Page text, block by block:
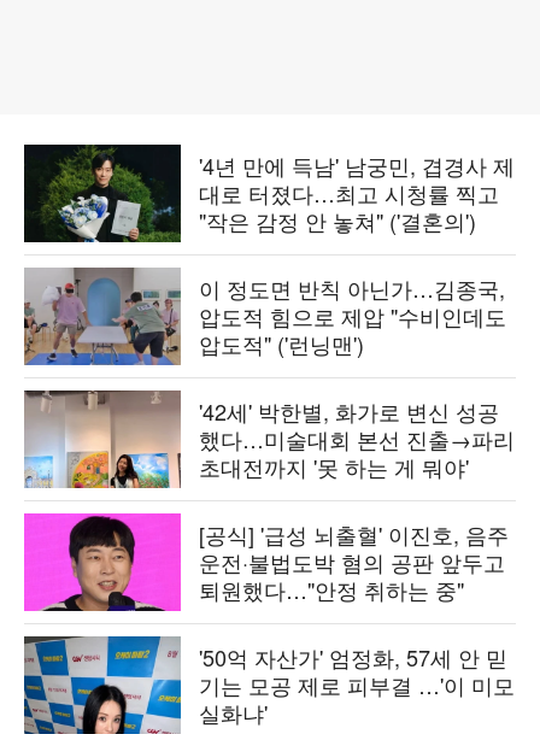
'4년 만에 득남' 남궁민, 겹경사 제
대로 터졌다…최고 시청률 찍고
"작은 감정 안 놓쳐" ('결혼의')
이 정도면 반칙 아닌가…김종국,
압도적 힘으로 제압 "수비인데도
압도적" ('런닝맨')
'42세' 박한별, 화가로 변신 성공
했다…미술대회 본선 진출→파리
초대전까지 '못 하는 게 뭐야'
[공식] '급성 뇌출혈' 이진호, 음주
운전·불법도박 혐의 공판 앞두고
퇴원했다…"안정 취하는 중"
'50억 자산가' 엄정화, 57세 안 믿
기는 모공 제로 피부결 …'이 미모
실화냐'